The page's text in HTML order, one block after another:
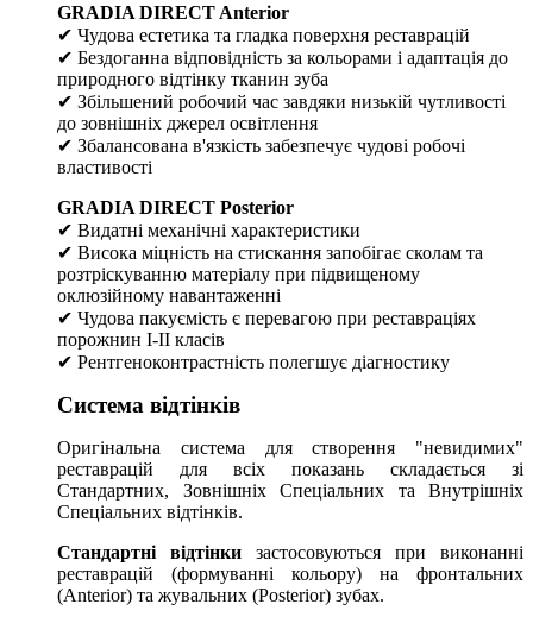
GRADIA DIRECT Anterior
✔ Чудова естетика та гладка поверхня реставрацій
✔ Бездоганна відповідність за кольорами і адаптація до
природного відтінку тканин зуба
✔ Збільшений робочий час завдяки низькій чутливості
до зовнішніх джерел освітлення
✔ Збалансована в'язкість забезпечує чудові робочі
властивості
GRADIA DIRECT Posterior
✔ Видатні механічні характеристики
✔ Висока міцність на стискання запобігає сколам та
розтріскуванню матеріалу при підвищеному
оклюзійному навантаженні
✔ Чудова пакуємість є перевагою при реставраціях
порожнин I-II класів
✔ Рентгеноконтрастність полегшує діагностику
Система відтінків
Оригінальна система для створення "невидимих"
реставрацій для всіх показань складається зі
Стандартних, Зовнішніх Спеціальних та Внутрішніх
Спеціальних відтінків.
Стандартні відтінки застосовуються при виконанні
реставрацій (формуванні кольору) на фронтальних
(Anterior) та жувальних (Posterior) зубах.